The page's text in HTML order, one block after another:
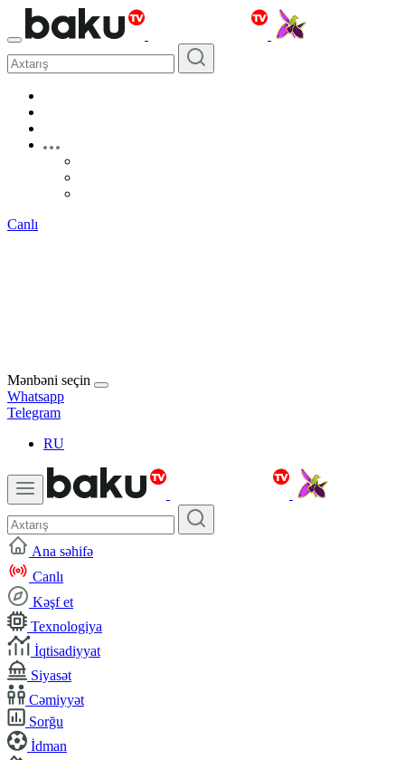
Canlı
Mənbəni seçin
Whatsapp
Telegram
RU
Ana səhifə
Canlı
Kəşf et
Texnologiya
İqtisadiyyat
Siyasət
Cəmiyyət
Sorğu
İdman